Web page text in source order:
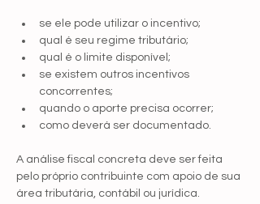
se ele pode utilizar o incentivo;
qual é seu regime tributário;
qual é o limite disponível;
se existem outros incentivos
concorrentes;
quando o aporte precisa ocorrer;
como deverá ser documentado.
A análise fiscal concreta deve ser feita
pelo próprio contribuinte com apoio de sua
área tributária, contábil ou jurídica.